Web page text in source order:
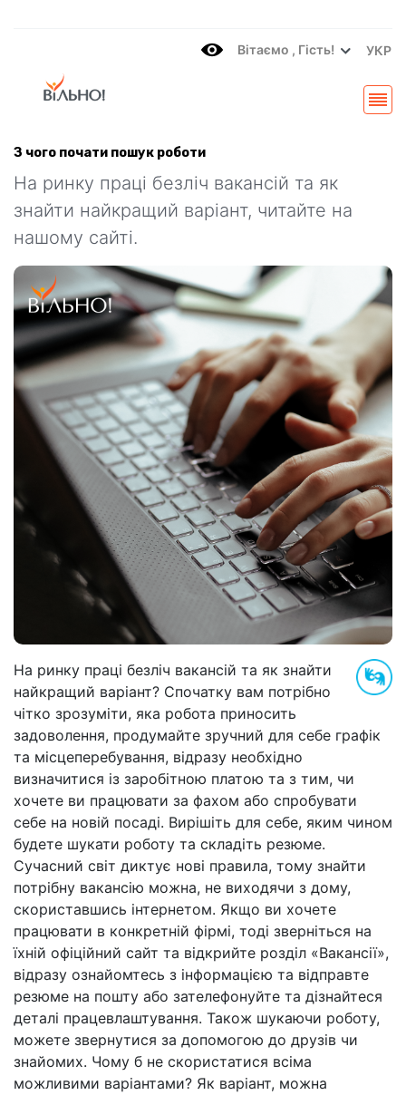
Вітаємo , Гість! УКР
З чого почати пошук роботи
На ринку праці безліч вакансій та як
знайти найкращий варіант, читайте на
нашому сайті.
На ринку праці безліч вакансій та як знайти
найкращий варіант? Спочатку вам потрібно
чітко зрозуміти, яка робота приносить
задоволення, продумайте зручний для себе графік
та місцеперебування, відразу необхідно
визначитися із заробітною платою та з тим, чи
хочете ви працювати за фахом або спробувати
себе на новій посаді. Вирішіть для себе, яким чином
будете шукати роботу та складіть резюме.
Сучасний світ диктує нові правила, тому знайти
потрібну вакансію можна, не виходячи з дому,
скориставшись інтернетом. Якщо ви хочете
працювати в конкретній фірмі, тоді зверніться на
їхній офіційний сайт та відкрийте розділ «Вакансії»,
відразу ознайомтесь з інформацією та відправте
резюме на пошту або зателефонуйте та дізнайтеся
деталі працевлаштування. Також шукаючи роботу,
можете звернутися за допомогою до друзів чи
знайомих. Чому б не скористатися всіма
можливими варіантами? Як варіант, можна